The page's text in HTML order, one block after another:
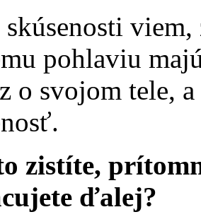
skúsenosti
pohlaviu
o svojom tele,
zistíte,
ďalej?